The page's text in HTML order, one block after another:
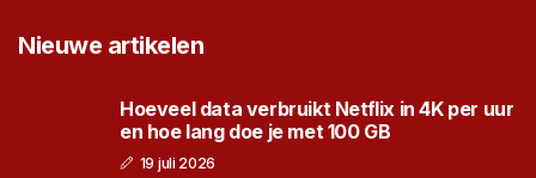
Nieuwe artikelen
Hoeveel data verbruikt Netflix in 4K per uur
en hoe lang doe je met 100 GB
19 juli 2026